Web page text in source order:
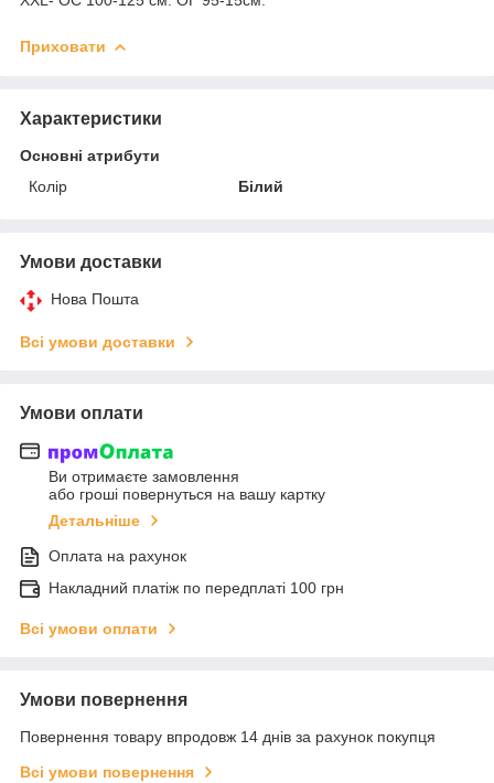
Приховати
Характеристики
Основні атрибути
Колір
Білий
Умови доставки
Нова Пошта
Всі умови доставки
Умови оплати
Ви отримаєте замовлення
або гроші повернуться на вашу картку
Детальніше
Оплата на рахунок
Накладний платіж по передплаті 100 грн
Всі умови оплати
Умови повернення
Повернення товару впродовж 14 днів за рахунок покупця
Всі умови повернення